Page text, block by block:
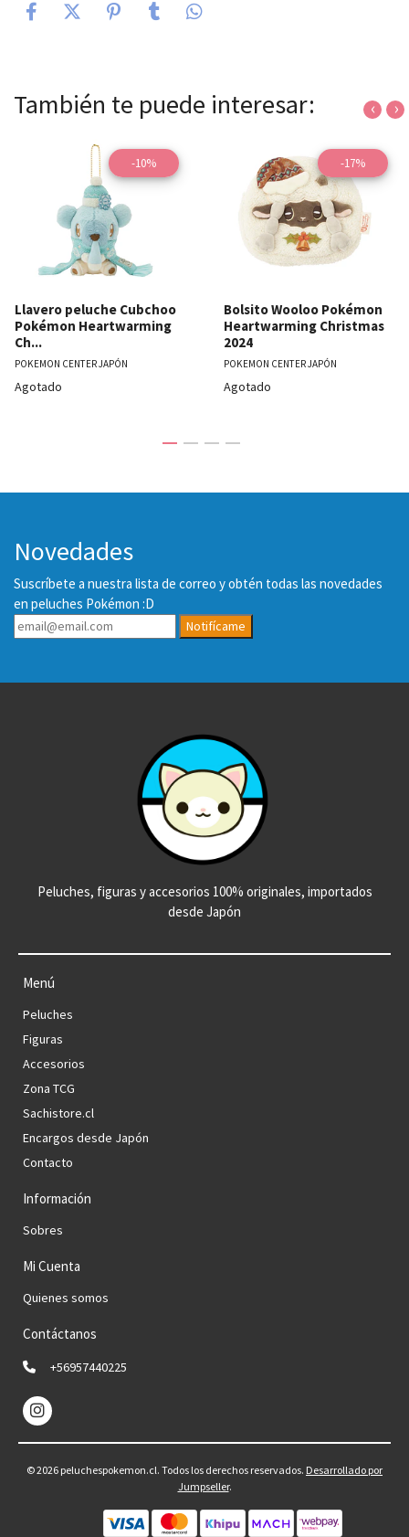
También te puede interesar:
-10%
Llavero peluche Cubchoo
Pokémon Heartwarming
Ch...
POKEMON CENTER JAPÓN
Agotado
-17%
Bolsito Wooloo Pokémon
Heartwarming Christmas
2024
POKEMON CENTER JAPÓN
Agotado
‹ ›
Novedades
Suscríbete a nuestra lista de correo y obtén todas las novedades
en peluches Pokémon :D
Notifícame
Peluches, figuras y accesorios 100% originales, importados
desde Japón
Menú
Peluches
Figuras
Accesorios
Zona TCG
Sachistore.cl
Encargos desde Japón
Contacto
Información
Sobres
Mi Cuenta
Quienes somos
Contáctanos
+56957440225
© 2026 peluchespokemon.cl. Todos los derechos reservados. Desarrollado por
Jumpseller.